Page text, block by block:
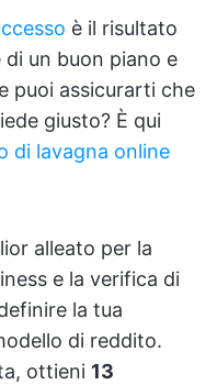
è il risultato
un buon piano e
puoi assicurarti che
giusto? È qui
di lavagna online
alleato per la
e la verifica di
la tua
di reddito.
ottieni 13